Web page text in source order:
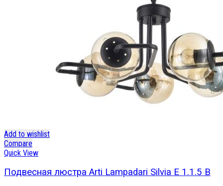
Add to wishlist
Compare
Quick View
Подвесная люстра Arti Lampadari Silvia E 1.1.5 B